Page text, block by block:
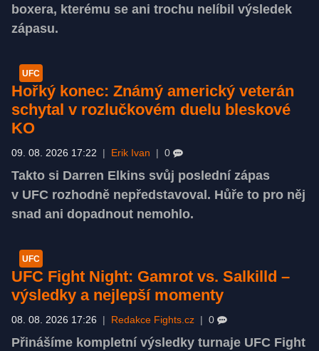
boxera, kterému se ani trochu nelíbil výsledek
zápasu.
UFC
Hořký konec: Známý americký veterán
schytal v rozlučkovém duelu bleskové
KO
09. 08. 2026 17:22 Erik Ivan 0
Takto si Darren Elkins svůj poslední zápas
v UFC rozhodně nepředstavoval. Hůře to pro něj
snad ani dopadnout nemohlo.
UFC
UFC Fight Night: Gamrot vs. Salkilld –
výsledky a nejlepší momenty
08. 08. 2026 17:26 Redakce Fights.cz 0
Přinášíme kompletní výsledky turnaje UFC Fight